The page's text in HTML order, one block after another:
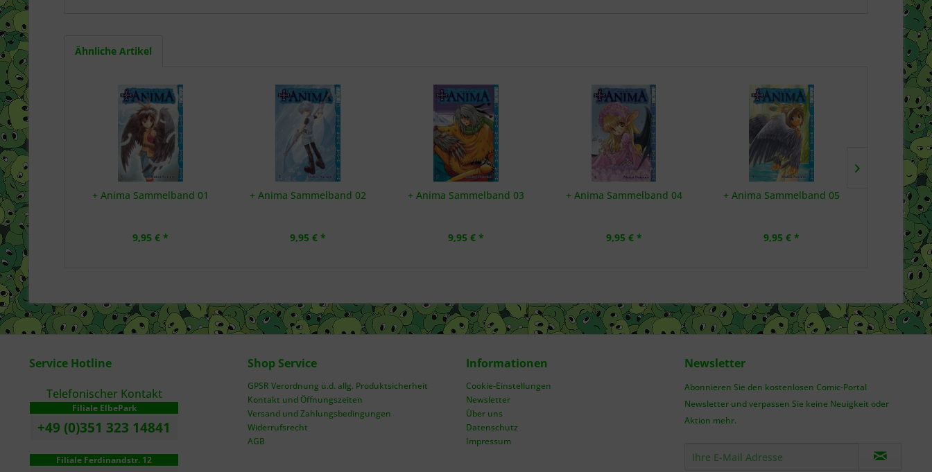
Ähnliche Artikel
+ Anima Sammelband 01
9,95 € *
+ Anima Sammelband 02
9,95 € *
+ Anima Sammelband 03
9,95 € *
+ Anima Sammelband 04
9,95 € *
+ Anima Sammelband 05
9,95 € *
+C:
Service Hotline
Telefonischer Kontakt
Filiale ElbePark
+49 (0)351 323 14841
Filiale Ferdinandstr. 12
Shop Service
GPSR Verordnung ü.d. allg. Produktsicherheit
Kontakt und Öffnungszeiten
Versand und Zahlungsbedingungen
Widerrufsrecht
AGB
Informationen
Cookie-Einstellungen
Newsletter
Über uns
Datenschutz
Impressum
Newsletter
Abonnieren Sie den kostenlosen Comic-Portal
Newsletter und verpassen Sie keine Neuigkeit oder
Aktion mehr.